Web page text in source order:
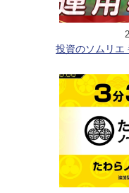
投資のソムリエ